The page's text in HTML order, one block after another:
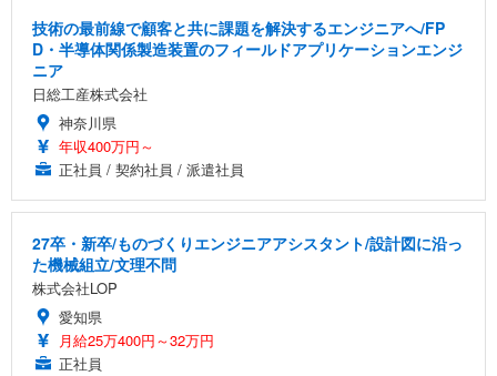
技術の最前線で顧客と共に課題を解決するエンジニアへ/FP
D・半導体関係製造装置のフィールドアプリケーションエンジ
ニア
日総工産株式会社
神奈川県
年収400万円～
正社員 / 契約社員 / 派遣社員
27卒・新卒/ものづくりエンジニアアシスタント/設計図に沿っ
た機械組立/文理不問
株式会社LOP
愛知県
月給25万400円～32万円
正社員